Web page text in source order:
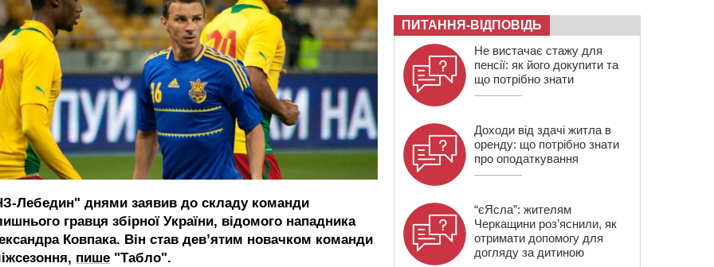
Лебедин" днями заявив до складу команди
гравця збірної України, відомого нападника
Ковпака. Він став дев’ятим новачком команди
пише "Табло".
ПИТАННЯ-ВІДПОВІДЬ
Не вистачає стажу для
пенсії: як його докупити та
що потрібно знати
Доходи від здачі житла в
оренду: що потрібно знати
про оподаткування
“єЯсла”: жителям
Черкащини роз’яснили, як
отримати допомогу для
догляду за дитиною